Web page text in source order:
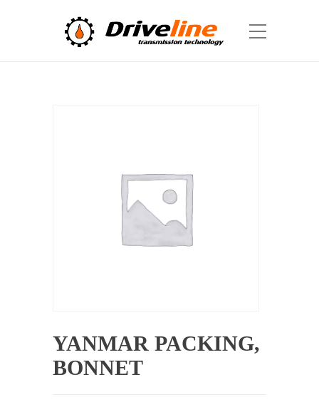
YANMAR PACKING,
BONNET